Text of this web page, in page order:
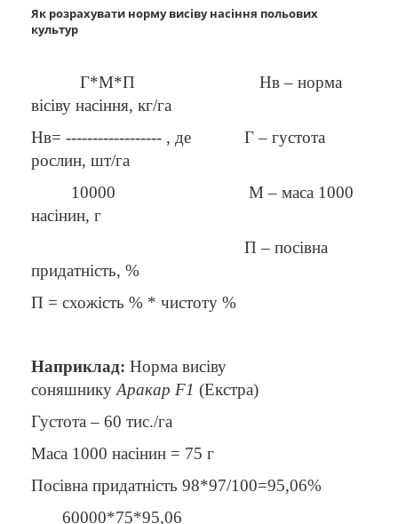
Як розрахувати норму висіву насіння польових
культур
Г*М*П Нв – норма
вісіву насіння, кг/га
Нв= ------------------ , де Г – густота
рослин, шт/га
10000 М – маса 1000
насінин, г
П – посівна
придатність, %
П = схожість % * чистоту %
Наприклад: Норма висіву
соняшнику Аракар F1 (Екстра)
Густота – 60 тис./га
Маса 1000 насінин = 75 г
Посівна придатність 98*97/100=95,06%
60000*75*95,06